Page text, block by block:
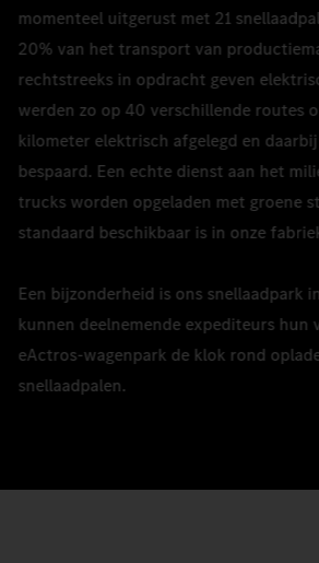
momenteel uitgerust met 21
20% van het transport van
rechtstreeks in opdracht geven
werden zo op 40 verschillende routes
kilometer elektrisch afgelegd en
bespaard. Een echte dienst aan het
trucks worden opgeladen met groene
standaard beschikbaar is in onze
Een bijzonderheid is ons snellaadpark
kunnen deelnemende expediteurs
eActros-wagenpark de klok rond
snellaadpalen.